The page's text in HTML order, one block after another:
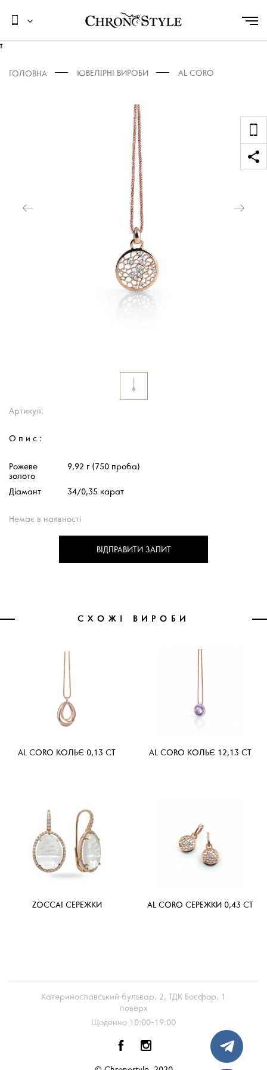
t
ГОЛОВНА AL CORO
ЮВЕЛІРНІ ВИРОБИ
Артикул:
Опис:
Рожеве
золото
9,92 г (750 проба)
Діамант 34/0,35 карат
Немає в наявності
ВІДПРАВИТИ ЗАПИТ
СХОЖІ ВИРОБИ
AL CORO КОЛЬЄ 0,13 CT AL CORO КОЛЬЄ 12,13 CT
ZOCCAI СЕРЕЖКИ AL CORO СЕРЕЖКИ 0,43 CT
Катеринославський бульвар, 2, ТДК Босфор, 1
поверх
Щоденно 10:00-19:00